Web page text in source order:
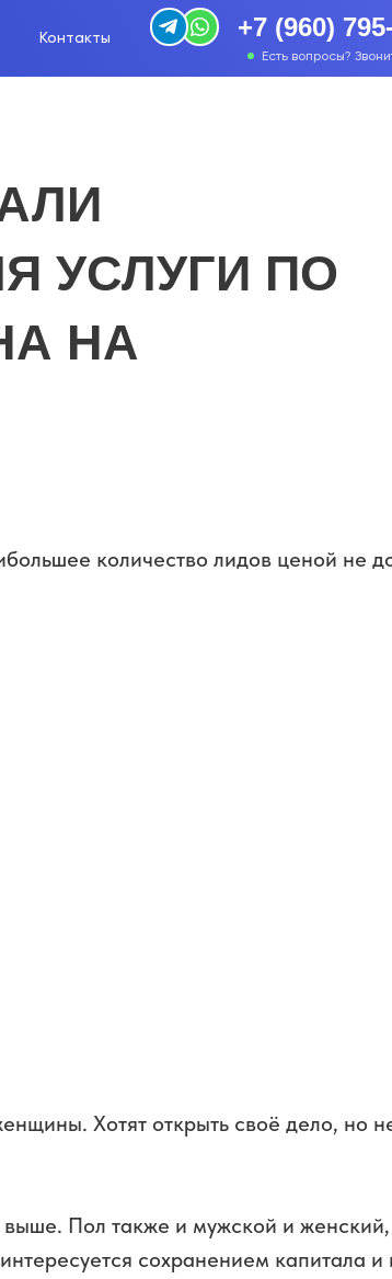
+7 (960)
Контакты
Есть вопросы?
УСЛУГИ ПО
НА
количество лидов ценой не
Хотят открыть своё дело, но
Пол также и мужской и женский,
сохранением капитала и